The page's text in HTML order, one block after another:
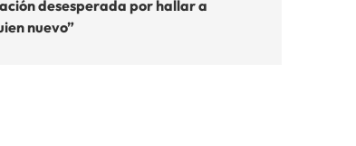
desesperada por hallar a
nuevo”